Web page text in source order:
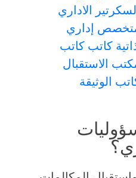
الاداري
إداري
كاتب كاتب
الاستقبال
الوثيقة